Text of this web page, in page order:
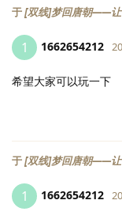
于[双线]梦回唐朝——让
1 1662654212
希望大家可以玩一下
于[双线]梦回唐朝——让
1 1662654212